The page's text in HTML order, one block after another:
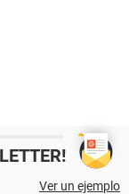
Ver un ejemplo